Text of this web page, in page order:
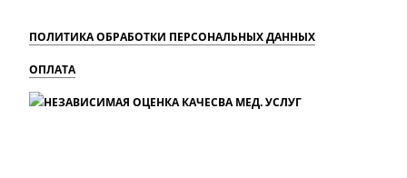
ПОЛИТИКА ОБРАБОТКИ ПЕРСОНАЛЬНЫХ ДАННЫХ
ОПЛАТА